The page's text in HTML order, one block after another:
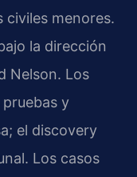
civiles menores.
la dirección
Nelson. Los
y
el discovery
Los casos